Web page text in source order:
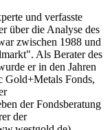
und verfasste
über die Analyse des
zwischen 1988 und
Als Berater des
er in den Jahren
Gold+Metals Fonds,
der Fondsberatung
der